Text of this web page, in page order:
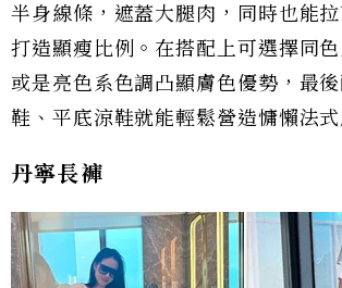
半身線條，遮蓋大腿肉，同時也能拉
打造顯瘦比例。在搭配上可選擇同色
或是亮色系色調凸顯膚色優勢，最
鞋、平底涼鞋就能輕鬆營造慵懶法式
丹寧長褲